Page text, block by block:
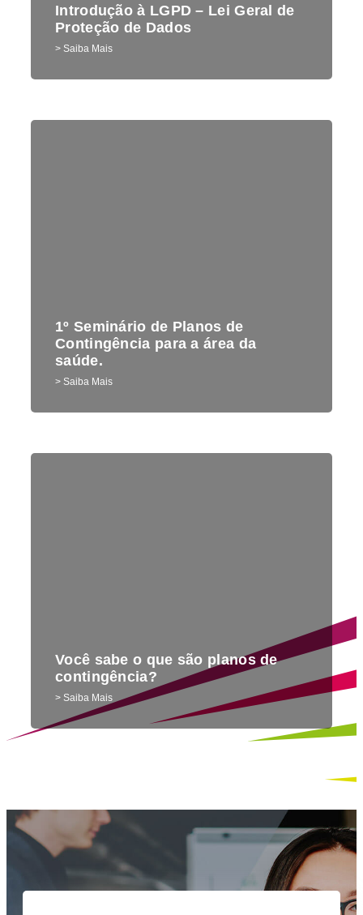
Introdução à LGPD – Lei Geral de
Proteção de Dados
> Saiba Mais
1º Seminário de Planos de
Contingência para a área da
saúde.
> Saiba Mais
Você sabe o que são planos de
contingência?
> Saiba Mais